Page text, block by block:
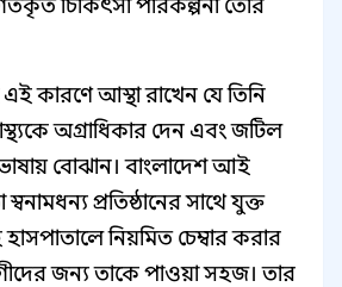
চিকিৎসা পরিকল্পনা তৈরি
কারণে আস্থা রাখেন যে তিনি
অগ্রাধিকার দেন এবং জটিল
বোঝান। বাংলাদেশ আই
প্রতিষ্ঠানের সাথে যুক্ত
নিয়মিত চেম্বার করার
জন্য তাকে পাওয়া সহজ। তার